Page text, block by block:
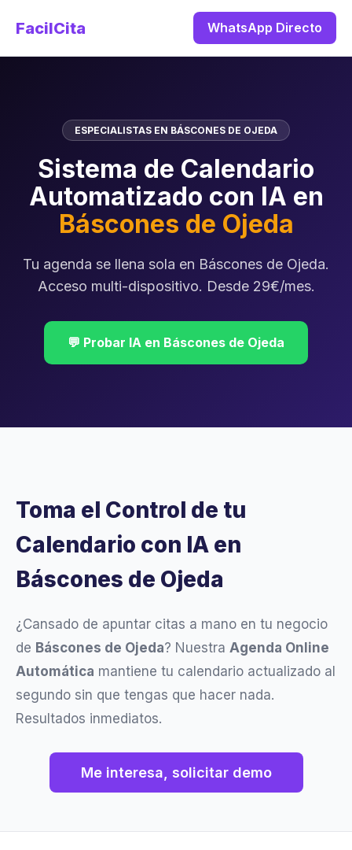
FacilCita WhatsApp Directo
ESPECIALISTAS EN BÁSCONES DE OJEDA
Sistema de Calendario
Automatizado con IA en
Báscones de Ojeda
Tu agenda se llena sola en Báscones de Ojeda.
Acceso multi-dispositivo. Desde 29€/mes.
💬 Probar IA en Báscones de Ojeda
Toma el Control de tu
Calendario con IA en
Báscones de Ojeda
¿Cansado de apuntar citas a mano en tu negocio
de Báscones de Ojeda? Nuestra Agenda Online
Automática mantiene tu calendario actualizado al
segundo sin que tengas que hacer nada.
Resultados inmediatos.
Me interesa, solicitar demo